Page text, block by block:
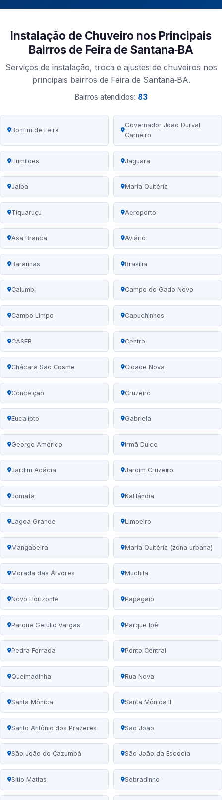
Instalação de Chuveiro nos Principais
Bairros de Feira de Santana‑BA
Serviços de instalação, troca e ajustes de chuveiros nos
principais bairros de Feira de Santana‑BA.
Bairros atendidos: 83
Bonfim de Feira
Governador João Durval
Carneiro
Humildes Jaguara
Jaíba Maria Quitéria
Tiquaruçu Aeroporto
Asa Branca Aviário
Baraúnas Brasília
Calumbi Campo do Gado Novo
Campo Limpo Capuchinhos
CASEB Centro
Chácara São Cosme Cidade Nova
Conceição Cruzeiro
Eucalipto Gabriela
George Américo Irmã Dulce
Jardim Acácia Jardim Cruzeiro
Jomafa Kalilândia
Lagoa Grande Limoeiro
Mangabeira Maria Quitéria (zona urbana)
Morada das Árvores Muchila
Novo Horizonte Papagaio
Parque Getúlio Vargas Parque Ipê
Pedra Ferrada Ponto Central
Queimadinha Rua Nova
Santa Mônica Santa Mônica II
Santo Antônio dos Prazeres São João
São João do Cazumbá São João da Escócia
Sítio Matias Sobradinho